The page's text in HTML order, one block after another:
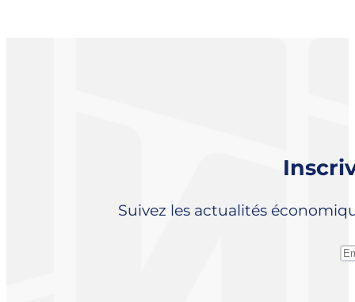
Suivez les actualités